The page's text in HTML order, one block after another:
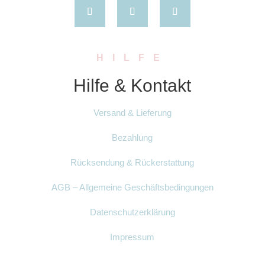
HILFE
Hilfe & Kontakt
Versand & Lieferung
Bezahlung
Rücksendung & Rückerstattung
AGB – Allgemeine Geschäftsbedingungen
Datenschutzerklärung
Impressum